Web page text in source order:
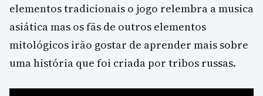
elementos tradicionais o jogo relembra a musica
asiática mas os fãs de outros elementos
mitológicos irão gostar de aprender mais sobre
uma história que foi criada por tribos russas.